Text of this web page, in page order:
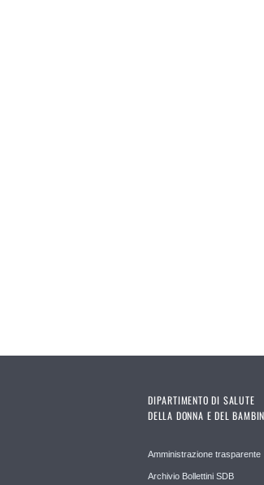
DIPARTIMENTO DI SALUTE
DELLA DONNA E DEL
Amministrazione trasparente
Archivio Bollettini SDB